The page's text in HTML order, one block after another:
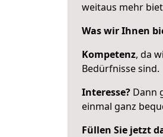
weitaus mehr
Was wir Ihnen
Kompetenz, da
Bedürfnisse sind.
Interesse? Dann
einmal ganz
Füllen Sie jetzt